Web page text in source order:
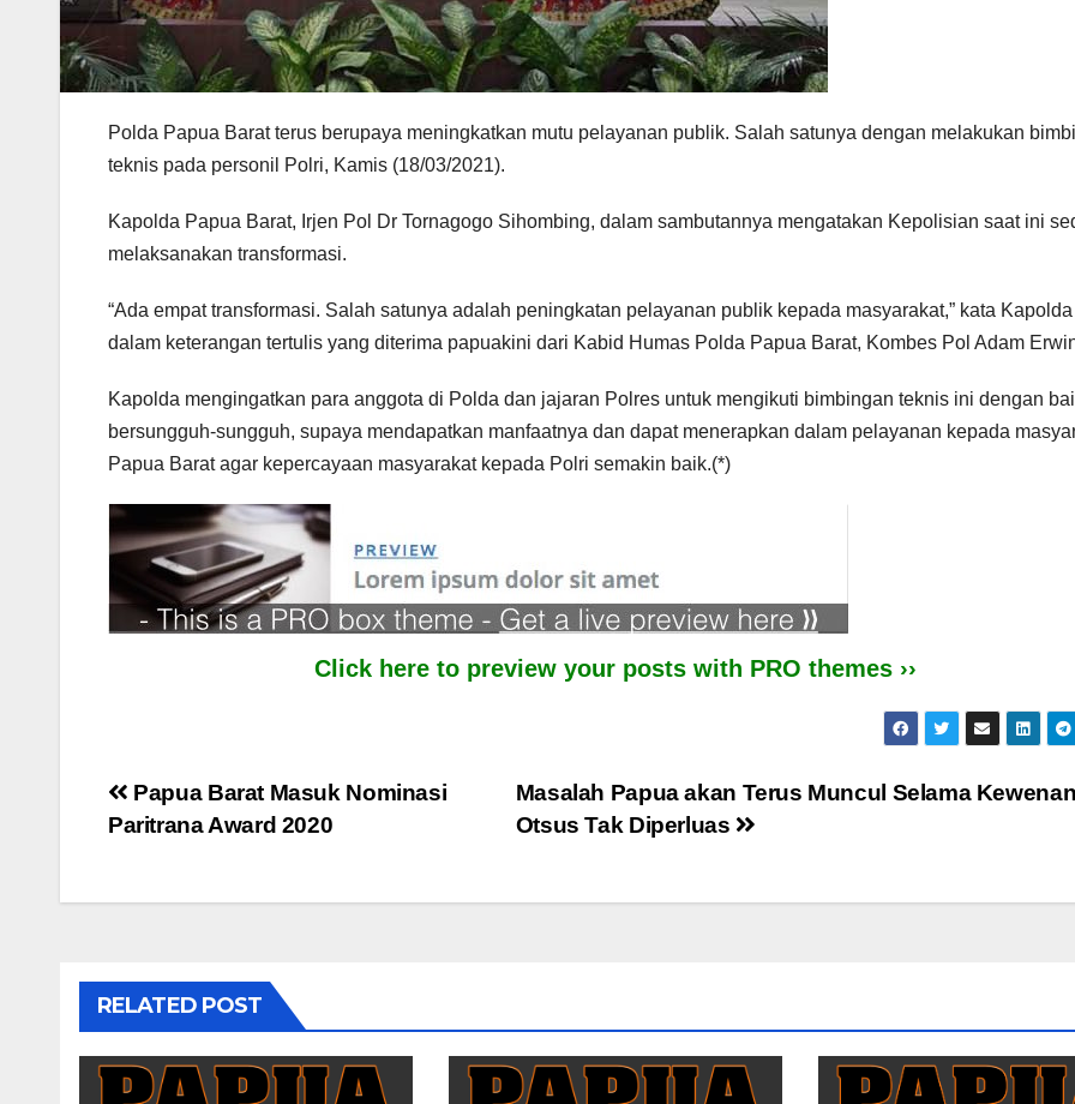
Polda Papua Barat terus berupaya meningkatkan mutu pelayanan publik. Salah satunya dengan melakukan
teknis pada personil Polri, Kamis (18/03/2021).
Kapolda Papua Barat, Irjen Pol Dr Tornagogo Sihombing, dalam sambutannya mengatakan Kepolisian saat ini
melaksanakan transformasi.
“Ada empat transformasi. Salah satunya adalah peningkatan pelayanan publik kepada masyarakat,” kata Kapolda
dalam keterangan tertulis yang diterima papuakini dari Kabid Humas Polda Papua Barat, Kombes Pol Adam
Kapolda mengingatkan para anggota di Polda dan jajaran Polres untuk mengikuti bimbingan teknis ini dengan
bersungguh-sungguh, supaya mendapatkan manfaatnya dan dapat menerapkan dalam pelayanan kepada
Papua Barat agar kepercayaan masyarakat kepada Polri semakin baik.(*)
Click here to preview your posts with PRO themes ››
Post
Masalah Papua akan Terus Muncul Selama
Otsus Tak Diperluas
Papua Barat Masuk Nominasi
Paritrana Award 2020
RELATED POST